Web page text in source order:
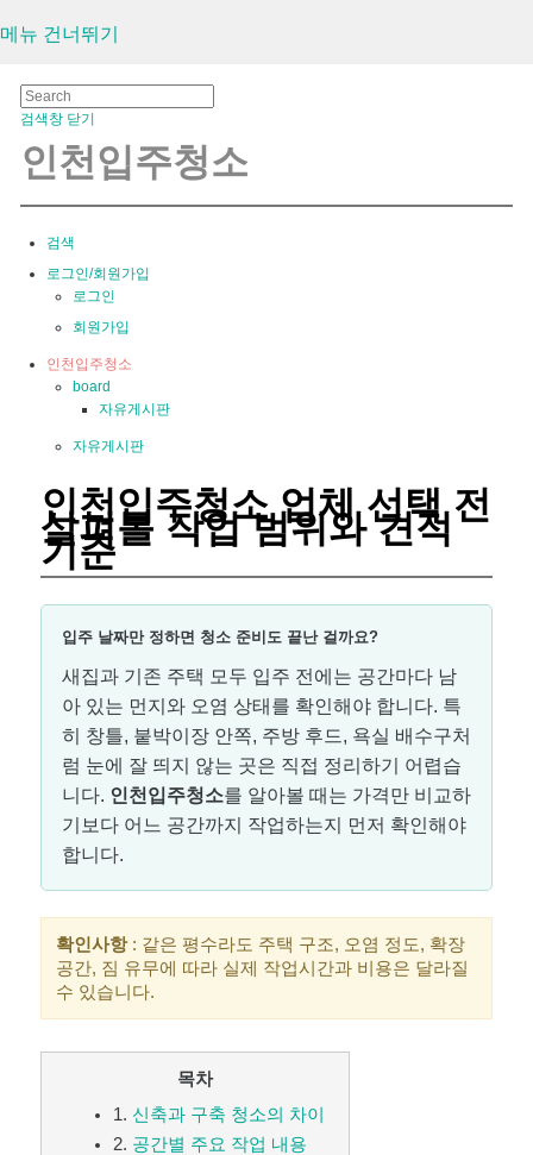
메뉴 건너뛰기
검색창 닫기
인천입주청소
검색
로그인/회원가입
로그인
회원가입
인천입주청소
board
자유게시판
자유게시판
인천입주청소 업체 선택 전
살펴볼 작업 범위와 견적
기준
입주 날짜만 정하면 청소 준비도 끝난 걸까요?
새집과 기존 주택 모두 입주 전에는 공간마다 남
아 있는 먼지와 오염 상태를 확인해야 합니다. 특
히 창틀, 붙박이장 안쪽, 주방 후드, 욕실 배수구처
럼 눈에 잘 띄지 않는 곳은 직접 정리하기 어렵습
니다. 인천입주청소를 알아볼 때는 가격만 비교하
기보다 어느 공간까지 작업하는지 먼저 확인해야
합니다.
확인사항: 같은 평수라도 주택 구조, 오염 정도, 확장
공간, 짐 유무에 따라 실제 작업시간과 비용은 달라질
수 있습니다.
목차
1. 신축과 구축 청소의 차이
2. 공간별 주요 작업 내용